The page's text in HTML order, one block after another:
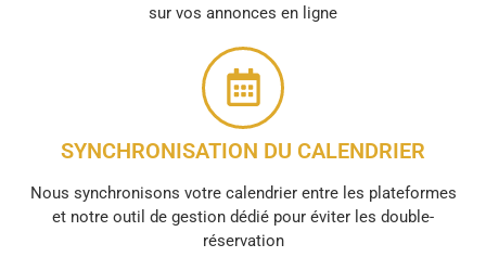
sur vos annonces en ligne
SYNCHRONISATION DU CALENDRIER
Nous synchronisons votre calendrier entre les plateformes
et notre outil de gestion dédié pour éviter les double-
réservation